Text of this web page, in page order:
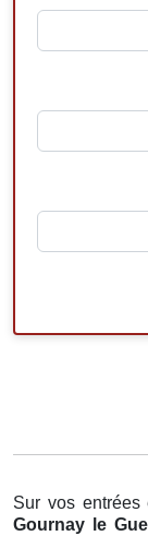
Sur vos
Gournay le